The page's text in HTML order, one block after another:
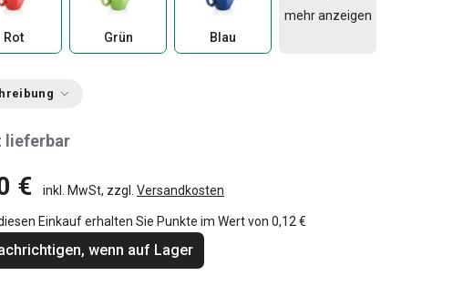
Rot Grün Blau
mehr anzeigen
lieferbar
€ inkl. MwSt, zzgl. Versandkosten
Einkauf erhalten Sie Punkte im Wert von 0,12 €
wenn auf Lager